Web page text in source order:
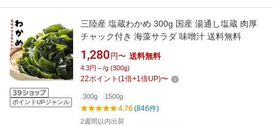
ポイントUPジャンル
三陸産 塩蔵わかめ 300g 国産 湯通し塩蔵 肉厚
チャック付き 海藻サラダ 味噌汁 送料無料
1,280 円〜 送料無料
4.3円～/g (300g)
22ポイント (1倍+1倍UP)〜
300g 1500g
4.76(846件)
2週間以内出荷